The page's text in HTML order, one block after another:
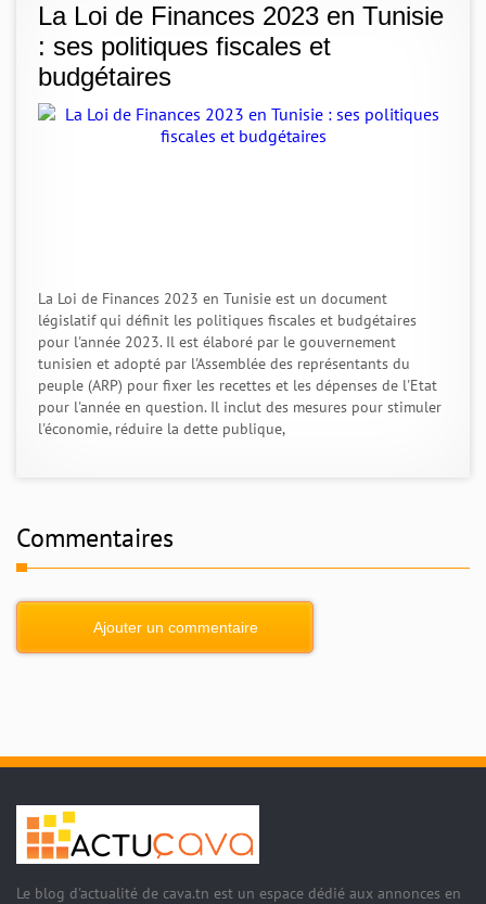
La Loi de Finances 2023 en Tunisie
: ses politiques fiscales et
budgétaires
La Loi de Finances 2023 en Tunisie est un document
législatif qui définit les politiques fiscales et budgétaires
pour l'année 2023. Il est élaboré par le gouvernement
tunisien et adopté par l'Assemblée des représentants du
peuple (ARP) pour fixer les recettes et les dépenses de l'Etat
pour l'année en question. Il inclut des mesures pour stimuler
l'économie, réduire la dette publique,
Commentaires
Ajouter un commentaire
Le blog d'actualité de cava.tn est un espace dédié aux annonces en